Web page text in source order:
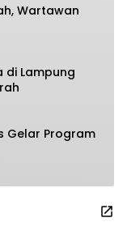
Wartawan
di Lampung
Gelar Program